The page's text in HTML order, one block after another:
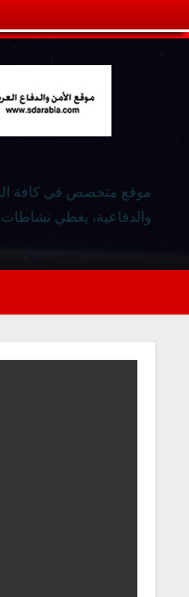
موقع متخصص في كافة
والدفاعية، يغطي نشاطات